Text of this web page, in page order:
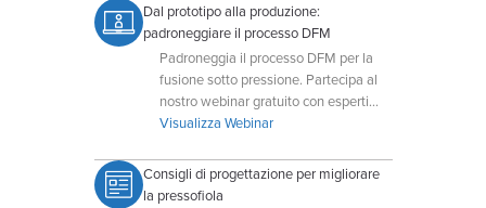
Dal prototipo alla produzione:
padroneggiare il processo DFM
Padroneggia il processo DFM per la
fusione sotto pressione. Partecipa al
nostro webinar gratuito con esperti
Dynacast per imparare a ottimizzare i
il tuo time-to-market.
Visualizza Webinar
Consigli di progettazione per migliorare
la pressofiola